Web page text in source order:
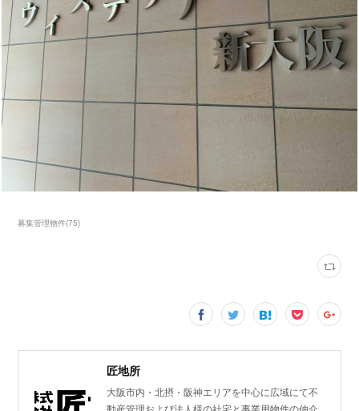
募集管理物件(75)
匠地所
大阪市内・北摂・阪神エリアを中心に広域にて不